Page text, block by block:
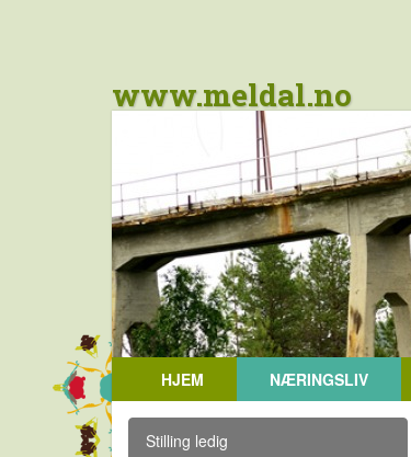
www.meldal.no
HJEM NÆRINGSLIV
Stilling ledig